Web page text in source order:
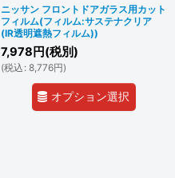
ニッサン フロントドアガラス用カット
フィルム(フィルム:サステナクリア
(IR透明遮熱フィルム))
7,978 円(税別)
(税込 : 8,776円)
オプション選択